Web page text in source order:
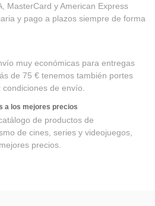
MasterCard y American Express
y pago a plazos siempre de forma
muy económicas para entregas
de 75 € tenemos también portes
de envío.
a los mejores precios
de productos de
de cines, series y videojuegos,
precios.